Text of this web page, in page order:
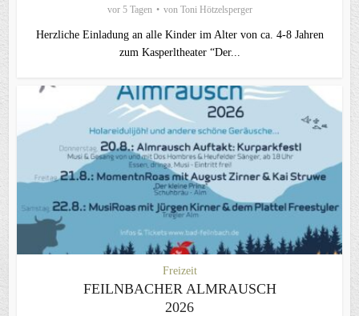
vor 5 Tagen von Toni Hötzelsperger
Herzliche Einladung an alle Kinder im Alter von ca. 4-8 Jahren
zum Kasperltheater “Der...
Freizeit
FEILNBACHER ALMRAUSCH
2026